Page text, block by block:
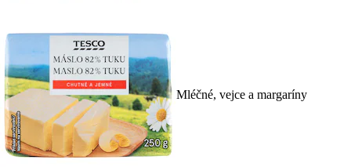
Mléčné, vejce a margaríny